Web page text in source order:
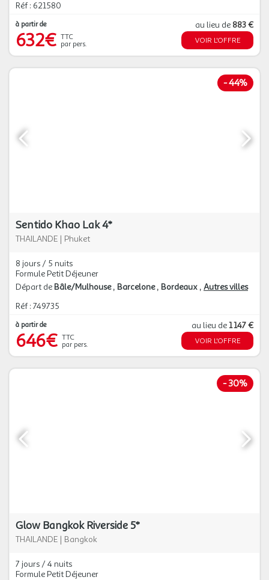
Réf : 621580
à partir de
632€ TTC
par pers.
au lieu de 883 €
VOIR L'OFFRE
-44%
Sentido Khao Lak 4*
THAILANDE | Phuket
8 jours / 5 nuits
Formule Petit Déjeuner
Départ de Bâle/Mulhouse Barcelone Bordeaux Autres villes
Réf : 749735
à partir de
646€ TTC
par pers.
au lieu de1 147 €
VOIR L'OFFRE
-30%
Glow Bangkok Riverside 5*
THAILANDE | Bangkok
7 jours / 4 nuits
Formule Petit Déjeuner